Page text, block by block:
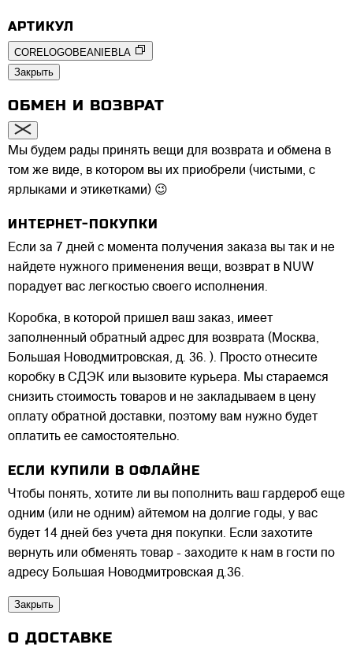
АРТИКУЛ
CORELOGOBEANIEBLA
Закрыть
ОБМЕН И ВОЗВРАТ
Мы будем рады принять вещи для возврата и обмена в
том же виде, в котором вы их приобрели (чистыми, с
ярлыками и этикетками) 😉
ИНТЕРНЕТ-ПОКУПКИ
Если за 7 дней с момента получения заказа вы так и не
найдете нужного применения вещи, возврат в NUW
порадует вас легкостью своего исполнения.
Коробка, в которой пришел ваш заказ, имеет
заполненный обратный адрес для возврата (Москва,
Большая Новодмитровская, д. 36. ). Просто отнесите
коробку в СДЭК или вызовите курьера. Мы стараемся
снизить стоимость товаров и не закладываем в цену
оплату обратной доставки, поэтому вам нужно будет
оплатить ее самостоятельно.
ЕСЛИ КУПИЛИ В ОФЛАЙНЕ
Чтобы понять, хотите ли вы пополнить ваш гардероб еще
одним (или не одним) айтемом на долгие годы, у вас
будет 14 дней без учета дня покупки. Если захотите
вернуть или обменять товар - заходите к нам в гости по
адресу Большая Новодмитровская д.36.
Закрыть
О ДОСТАВКЕ